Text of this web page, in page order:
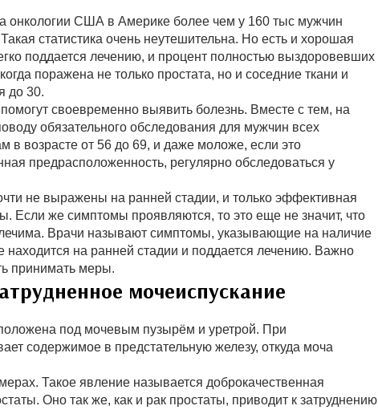
онкологии США в Америке более чем у 160 тыс мужчин
статистика очень неутешительна. Но есть и хорошая
поддается лечению, и процент полностью выздоровевших
поражена не только простата, но и соседние ткани и
до 30.
своевременно выявить болезнь. Вместе с тем, на
обязательного обследования для мужчин всех
в возрасте от 56 до 69, и даже моложе, если это
предрасположенность, регулярно обследоваться у
не выражены на ранней стадии, и только эффективная
Если же симптомы проявляются, то это еще не значит, что
Врачи называют симптомы, указывающие на наличие
находится на ранней стадии и поддается лечению. Важно
принимать меры.
мочеиспускание
под мочевым пузырём и уретрой. При
содержимое в предстательную железу, откуда моча
Такое явление называется доброкачественная
Оно так же, как и рак простаты, приводит к затруднению